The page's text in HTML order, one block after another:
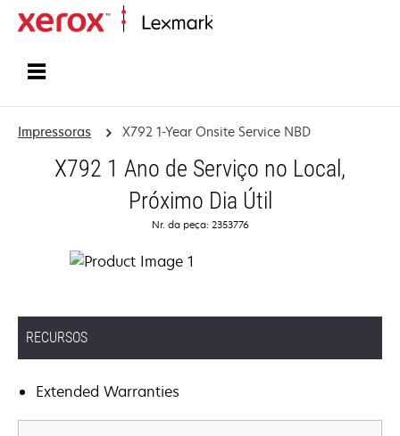
Impressoras X792 1-Year Onsite Service NBD
X792 1 Ano de Serviço no Local,
Próximo Dia Útil
Nr. da peça: 2353776
RECURSOS
Extended Warranties